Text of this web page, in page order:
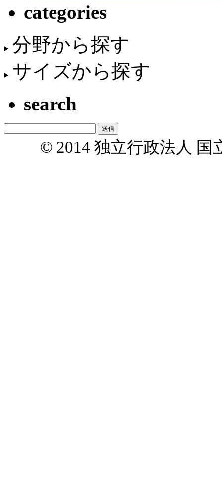
categories
分野から探す
サイズから探す
search
© 2014 独立行政法人 国